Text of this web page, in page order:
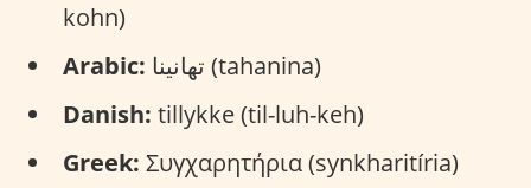
kohn)
Arabic:
تهانينا (tahanina)
Danish: tillykke (til-luh-keh)
Greek: Συγχαρητήρια (synkharitíria)